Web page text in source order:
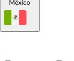
México